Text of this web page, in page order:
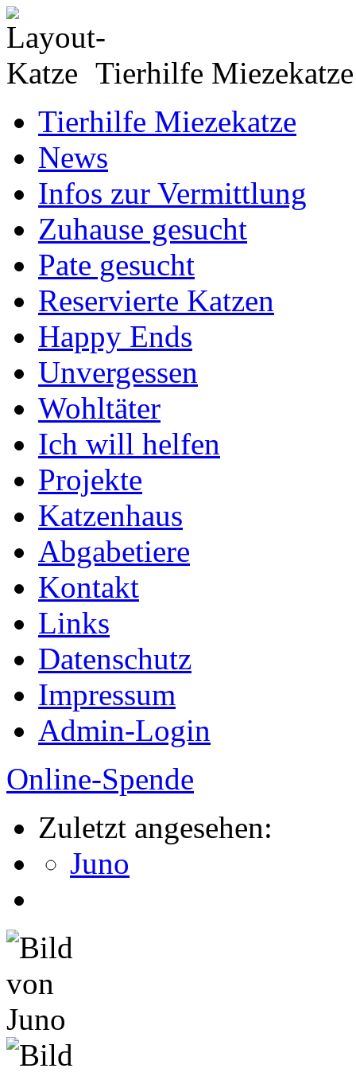
Tierhilfe
Tierhilfe Miezekatze
News
Infos zur Vermittlung
Zuhause gesucht
Pate gesucht
Reservierte Katzen
Happy Ends
Unvergessen
Wohltäter
Ich will helfen
Projekte
Katzenhaus
Abgabetiere
Kontakt
Links
Datenschutz
Impressum
Admin-Login
Online-Spende
Zuletzt angesehen:
Juno